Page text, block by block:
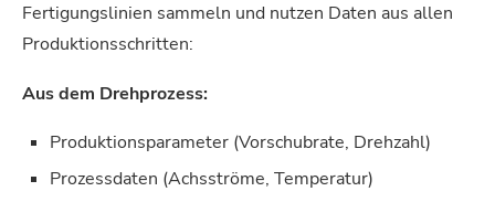
Fertigungslinien sammeln und nutzen Daten aus allen
Produktionsschritten:
Aus dem Drehprozess:
Produktionsparameter (Vorschubrate, Drehzahl)
Prozessdaten (Achsströme, Temperatur)